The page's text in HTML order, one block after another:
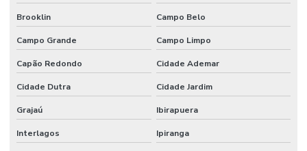
Etiquetas Couche Sem Resíduo
Etiquetas Nylon Resinado Para Fabricação De Colchões
Etiquetas Nylon Resinado Sem Corte Minas Gerais
Etiquetas Para Encomendas Em Minas Gerais
Etiquetas Para Impressora Grande Demanda
Etiquetas Para Móveis E Vidros
Brooklin Campo Belo
Campo Grande Campo Limpo
Capão Redondo Cidade Ademar
Cidade Dutra Cidade Jardim
Grajaú Ibirapuera
Interlagos Ipiranga